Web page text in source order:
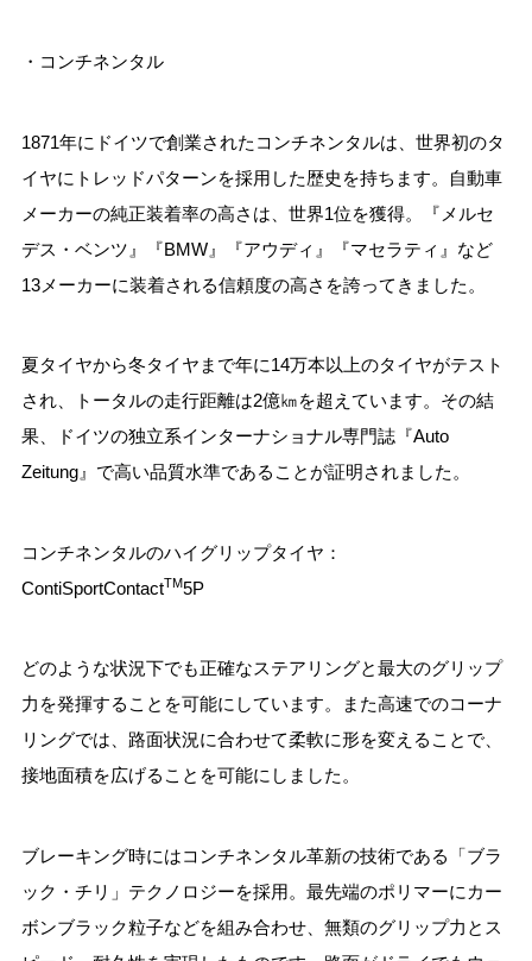
・コンチネンタル
1871年にドイツで創業されたコンチネンタルは、世界初のタ
イヤにトレッドパターンを採用した歴史を持ちます。自動車
メーカーの純正装着率の高さは、世界1位を獲得。『メルセ
デス・ベンツ』『BMW』『アウディ』『マセラティ』など
13メーカーに装着される信頼度の高さを誇ってきました。
夏タイヤから冬タイヤまで年に14万本以上のタイヤがテスト
され、トータルの走行距離は2億㎞を超えています。その結
果、ドイツの独立系インターナショナル専門誌『Auto
Zeitung』で高い品質水準であることが証明されました。
コンチネンタルのハイグリップタイヤ：
ContiSportContactTM5P
どのような状況下でも正確なステアリングと最大のグリップ
力を発揮することを可能にしています。また高速でのコーナ
リングでは、路面状況に合わせて柔軟に形を変えることで、
接地面積を広げることを可能にしました。
ブレーキング時にはコンチネンタル革新の技術である「ブラ
ック・チリ」テクノロジーを採用。最先端のポリマーにカー
ボンブラック粒子などを組み合わせ、無類のグリップ力とス